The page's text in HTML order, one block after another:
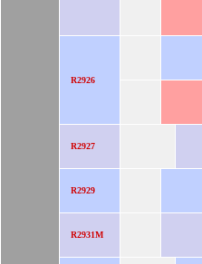
R2926
R2927
R2929
R2931M